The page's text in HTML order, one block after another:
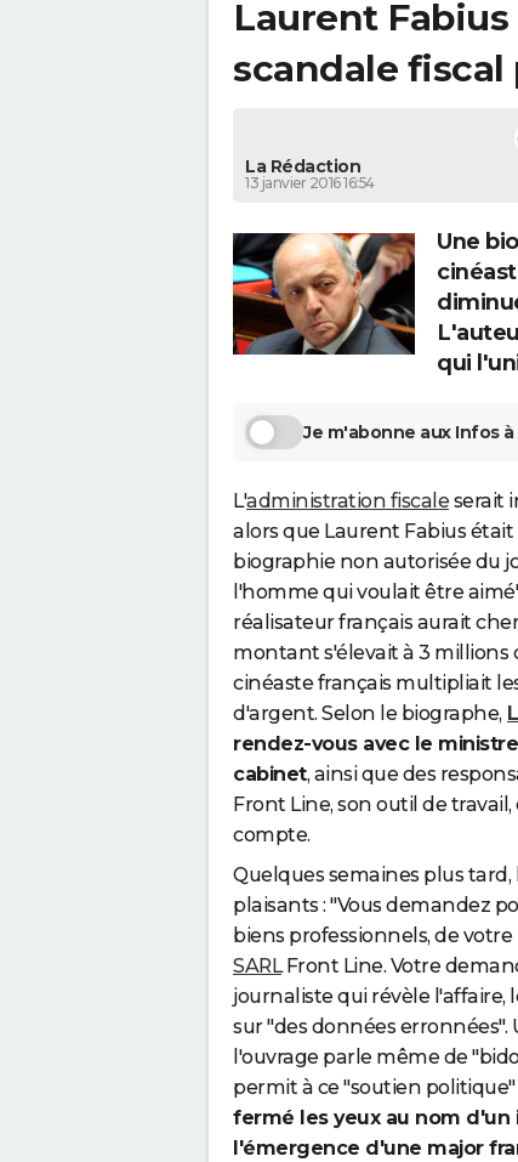
Laurent
scandale fiscal
La Rédaction
13 janvier 2016 16:54
Une
qui
Je m'abonne aux Infos
L'administration fiscale serait
alors que Laurent Fabius
biographie non autorisée du
l'homme qui voulait être
réalisateur français aurait
montant s'élevait à 3 millions
cinéaste français multipliait
d'argent. Selon le biographe,
rendez-vous avec le
cabinet, ainsi que des
Front Line, son outil de
compte.
Quelques semaines plus
plaisants : "Vous demandez
biens professionnels, de
SARLFront Line. Votre
journaliste qui révèle l'affaire,
sur "des données
l'ouvrage parle même de
permit à ce "soutien
fermé les yeux au nom d'un
l'émergence d'une major